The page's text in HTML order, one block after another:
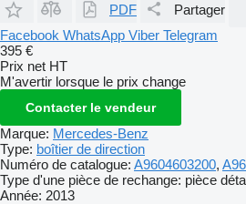
PDF
Partager
Facebook WhatsApp Viber Telegram
395 €
Prix net HT
M'avertir lorsque le prix change
Contacter le vendeur
Marque: Mercedes-Benz
Type: boîtier de direction
Numéro de catalogue: A9604603200,
Type d'une pièce de rechange: pièce
Année: 2013